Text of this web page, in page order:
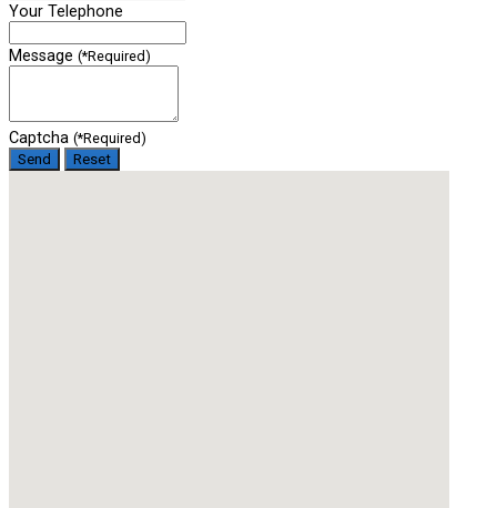
Your Telephone
Message (*Required)
Captcha (*Required)